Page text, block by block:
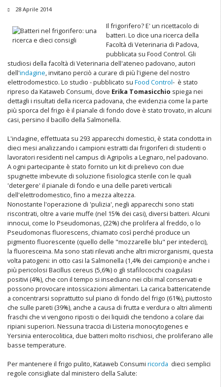
28 Aprile 2014
Il frigorifero? E' un ricettacolo di
batteri. Lo dice una ricerca della
Facoltà di Veterinaria di Padova,
pubblicata su Food Control. Gli
studiosi della facoltà di Veterinaria dell'ateneo padovano, autori
dell'indagine, invitano perciò a curare di più l'igiene del nostro
elettrodomestico. Lo studio - pubblicato su Food Control- è stato
ripreso da Kataweb Consumi, dove Erika Tomasicchio spiega nei
dettagli i risultati della ricerca padovana, che evidenzia come la parte
più sporca del frigo è il pianale di fondo dove è stato trovato, in alcuni
casi, persino il bacillo della Salmonella.
L'indagine, effettuata su 293 apparecchi domestici, è stata condotta in
dieci mesi analizzando i campioni estratti dai frigoriferi di studenti o
lavoratori residenti nel campus di Agripolis a Legnaro, nel padovano.
A ogni partecipante è stato fornito un kit di prelievo con due
spugnette imbevute di soluzione fisiologica sterile con le quali
'detergere' il pianale di fondo e una delle pareti verticali
dell'elettrodomestico, fino a mezza altezza.
Nonostante l'operazione di 'pulizia', negli apparecchi sono stati
riscontrati, oltre a varie muffe (nel 15% dei casi), diversi batteri. Alcuni
innocui, come lo Pseudomonas, (22%) che prolifera al freddo, o lo
Pseudomonas fluorescens, chiamato così perché produce un
pigmento fluorescente (quello delle "mozzarelle blu" per intederci),
la fluoresceina. Ma sono stati rilevati anche altri microrganismi, questa
volta patogeni: in otto casi la Salmonella (1,4% dei campioni) e anche i
più pericolosi Bacillus cereus (5,6%) o gli stafilococchi coagulasi
positivi (4%), che con il tempo si insediano nei cibi mal conservati e
possono provocare intossicazioni alimentari. La carica battericatende
a concentrarsi soprattutto sul piano di fondo del frigo (61%), piuttosto
che sulle pareti (39%), anche a causa di frutta e verdura o altri alimenti
fraschi che vi vengono riposti o dei liquidi che tendono a colare dai
ripiani superiori. Nessuna traccia di Listeria monocytogenes e
Yersinia enterocolitica, due batteri molto rischiosi, che proliferano alle
basse temperature.
Per mantenere il frigo pulito, Kataweb Consumi ricorda dieci semplici
regole consigliate dal ministero della Salute: